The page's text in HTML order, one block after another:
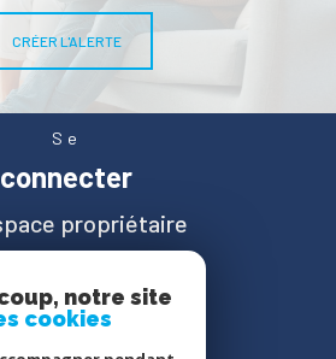
CRÉER L'ALERTE
Se
connecter
propriétaire
suivre
notre site
cookies